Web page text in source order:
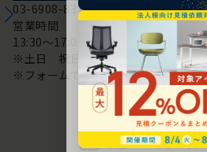
03-6908-8370
営業時間
13:30～17:00
※土日 祝日は休み
※フォームでのお問い合わせは24時
配送・お問い